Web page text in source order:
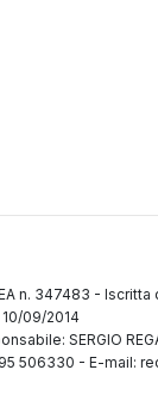
n. 347483 - Iscritta
09/2014
SERGIO
506330 - E-mail: